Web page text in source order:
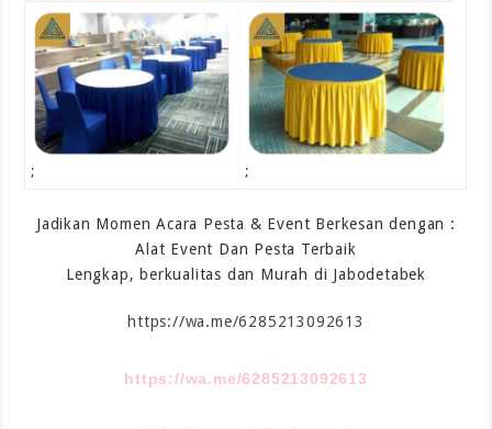
; ;
Jadikan Momen Acara Pesta & Event Berkesan dengan :
Alat Event Dan Pesta Terbaik
Lengkap, berkualitas dan Murah di Jabodetabek
https://wa.me/6285213092613
https://wa.me/6285213092613